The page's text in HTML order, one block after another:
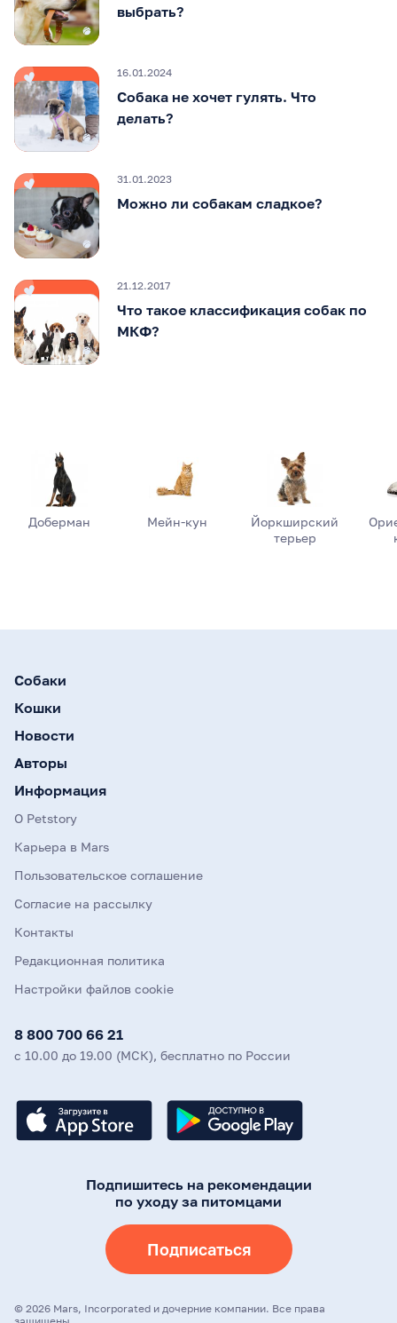
выбрать?
16.01.2024
Собака не хочет гулять. Что
делать?
31.01.2023
Можно ли собакам сладкое?
21.12.2017
Что такое классификация собак по
МКФ?
Доберман Мейн-кун
Йоркширский
терьер
Собаки
Кошки
Новости
Авторы
Информация
О Petstory
Карьера в Mars
Пользовательское соглашение
Согласие на рассылку
Контакты
Редакционная политика
Настройки файлов cookie
8 800 700 66 21
с 10.00 до 19.00 (МСК), бесплатно по России
Подпишитесь на рекомендации
по уходу за питомцами
Подписаться
© 2026 Mars, Incorporated и дочерние компании. Все права